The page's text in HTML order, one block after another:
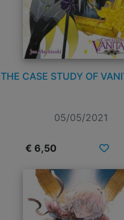
THE CASE STUDY OF
05/05/2021
€ 6,50